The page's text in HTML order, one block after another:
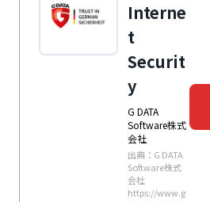
Interne
t
Securit
y
G DATA
Software株式
会社
出典：G DATA
Software株式
会社
https://www.g